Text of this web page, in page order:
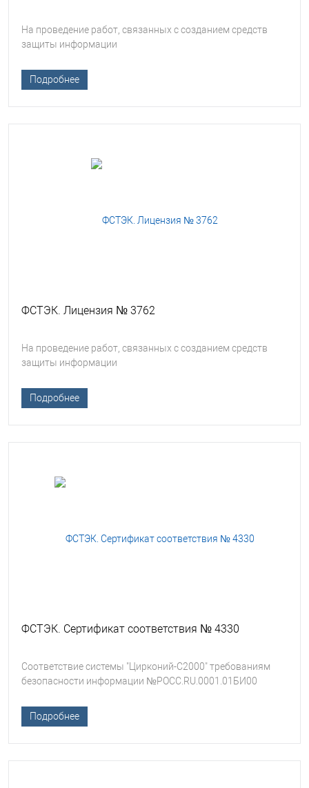
На проведение работ, связанных с созданием средств
защиты информации
Подробнее
ФСТЭК. Лицензия № 3762
На проведение работ, связанных с созданием средств
защиты информации
Подробнее
ФСТЭК. Сертификат соответствия № 4330
Соответствие системы "Цирконий-С2000" требованиям
безопасности информации №РОСС.RU.0001.01БИ00
Подробнее